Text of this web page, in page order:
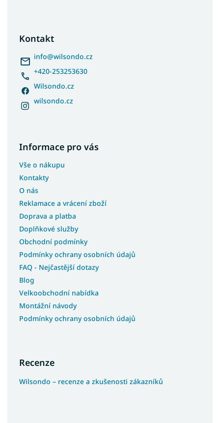
Kontakt
info@wilsondo.cz
+420-253253630
Wilsondo.cz
wilsondo.cz
Informace pro vás
Vše o nákupu
Kontakty
O nás
Reklamace a vrácení zboží
Doprava a platba
Doplňkové služby
Obchodní podmínky
Podmínky ochrany osobních údajů
FAQ - Nejčastější dotazy
Blog
Velkoobchodní nabídka
Montážní návody
Podmínky ochrany osobních údajů
Recenze
Wilsondo – recenze a zkušenosti zákazníků